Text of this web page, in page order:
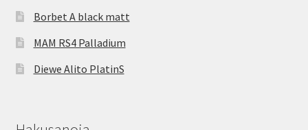
Borbet A black matt
MAM RS4 Palladium
Diewe Alito PlatinS